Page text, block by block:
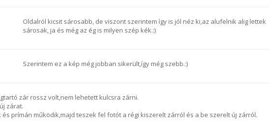
Oldalról kicsit sárosabb, de viszont szerintem így is jól néz ki,az alufelnik alig lettek
sárosak, ja és még az ég is milyen szép kék.:)
Szerintem ez a kép még jobban sikerült,így még szebb.:)
zár rossz volt,nem lehetett kulcsra zárni.
zárat.
prímán működik,majd teszek fel fotót a régi kiszerelt zárról és a be szerelt új zárról.